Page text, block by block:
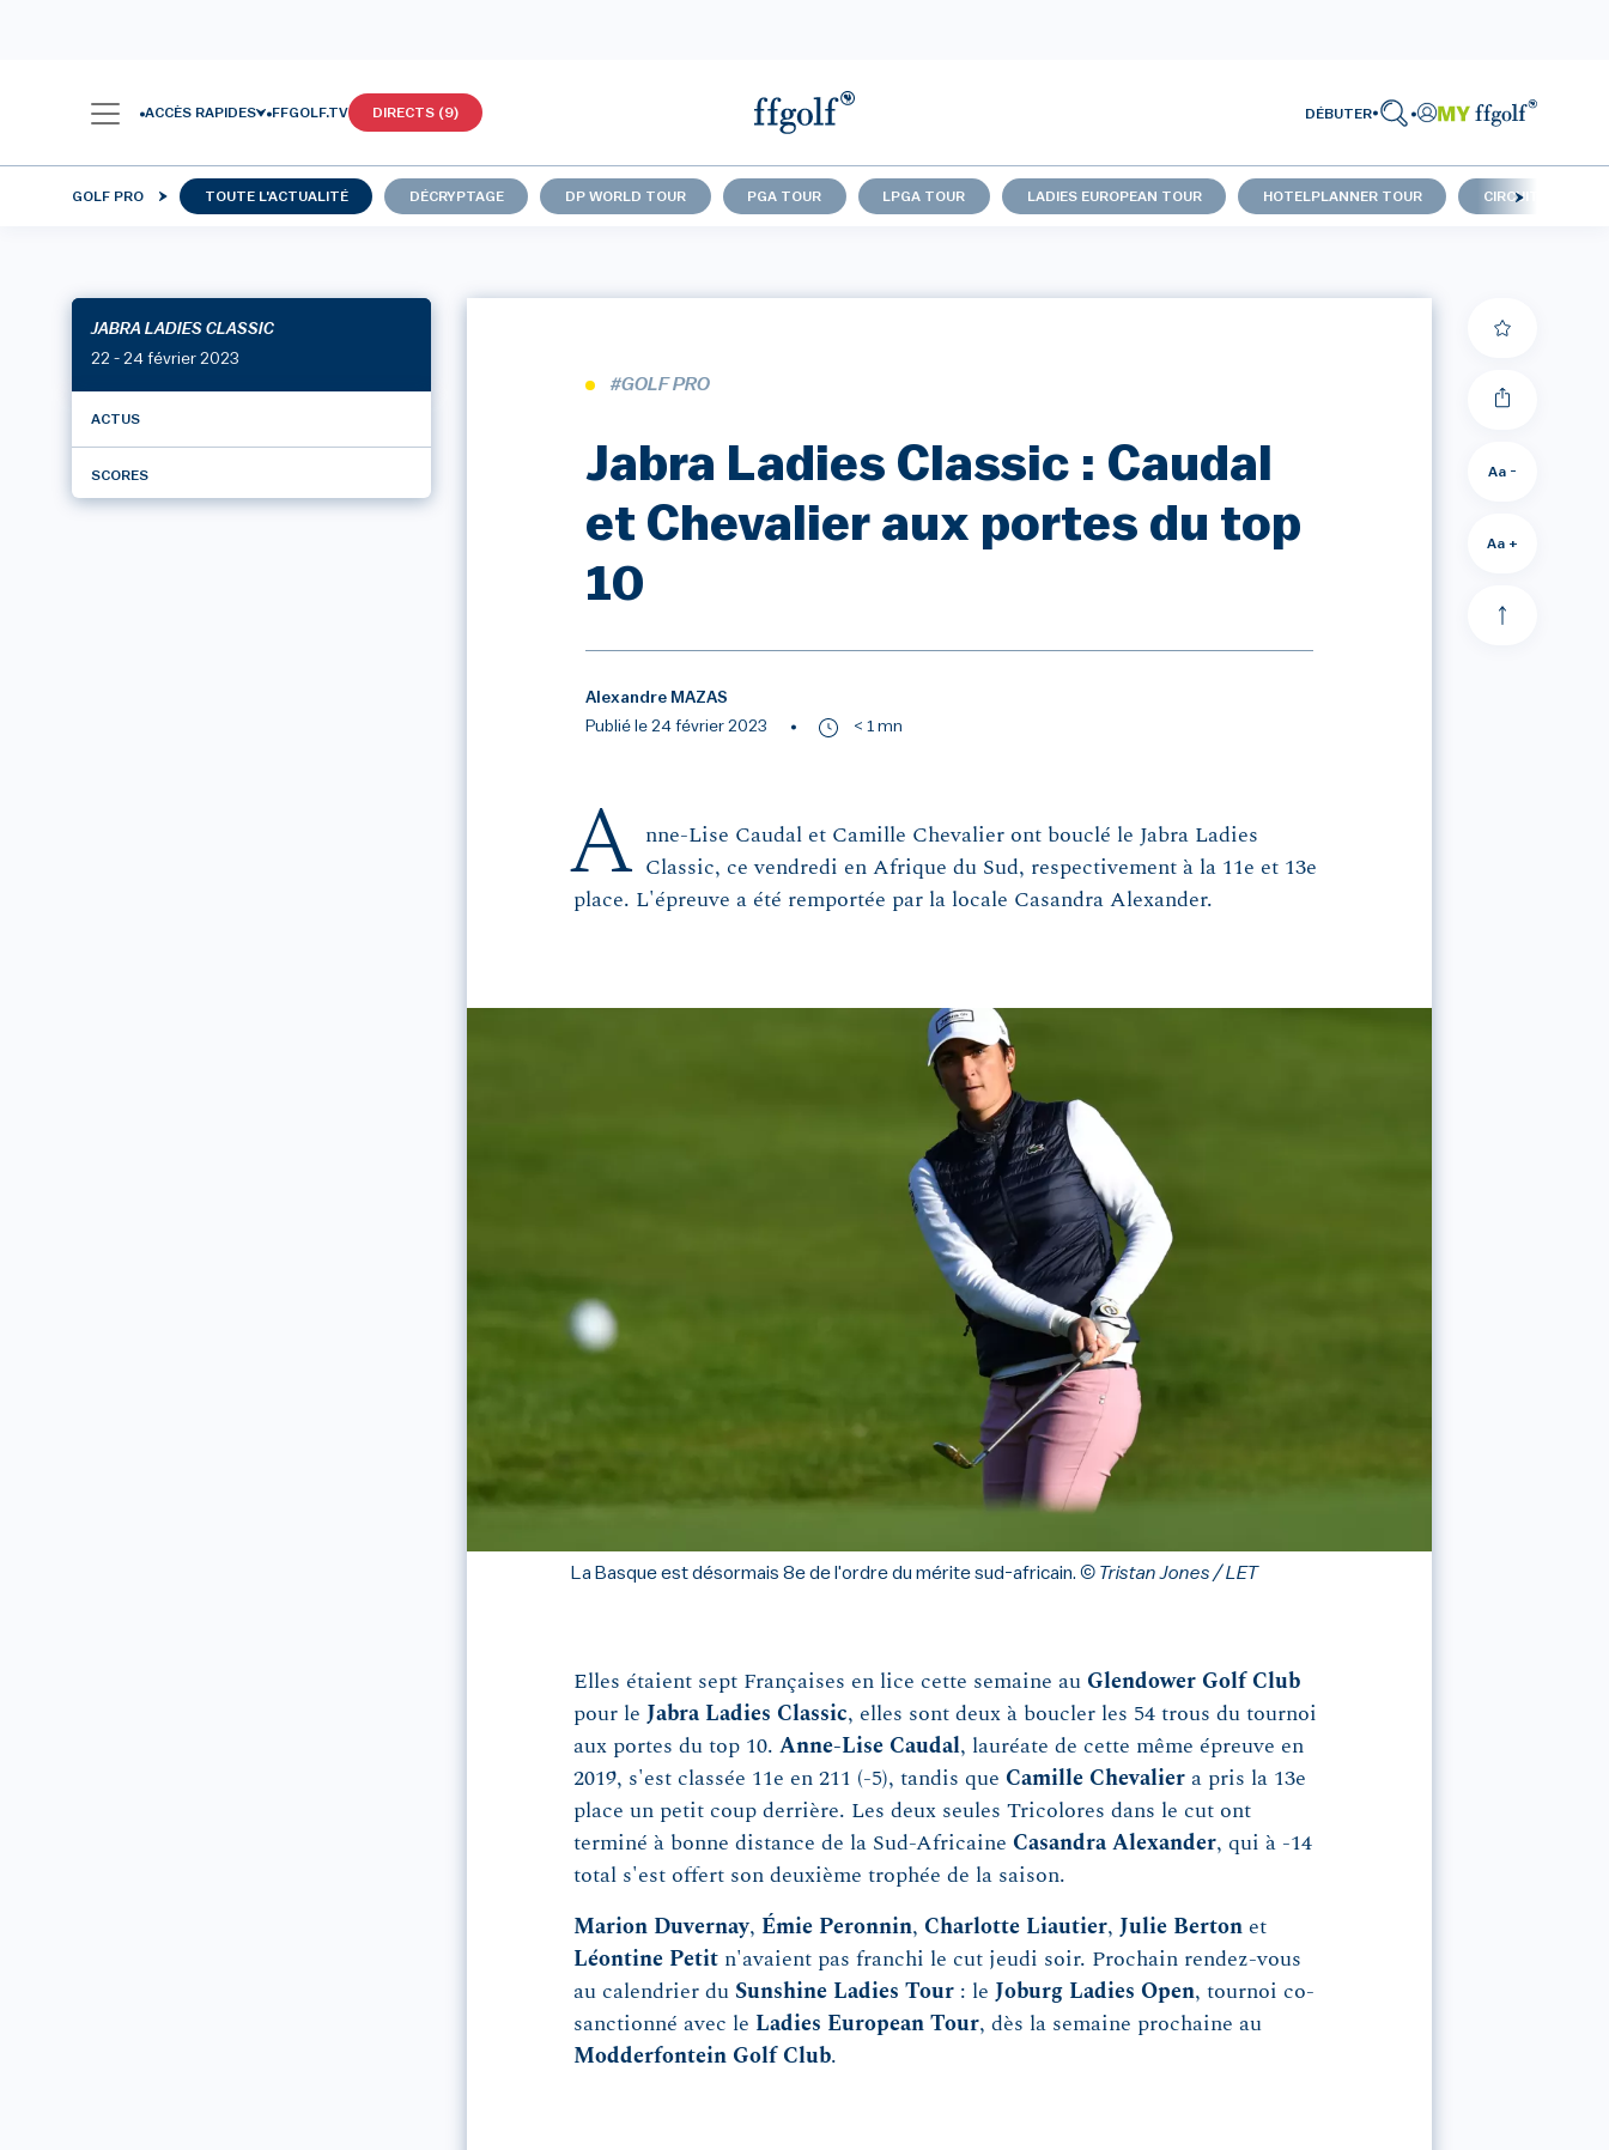
ACCÈS RAPIDES FFGOLF.TV DIRECTS (9) DÉBUTER
GOLF PRO TOUTE L'ACTUALITÉ DÉCRYPTAGE DP WORLD TOUR PGA TOUR LPGA TOUR LADIES EUROPEAN TOUR HOTELPLANNER TOUR CIRCUIT
JABRA LADIES CLASSIC
22 - 24 février 2023
ACTUS
SCORES
#GOLF PRO
Jabra Ladies Classic : Caudal
et Chevalier aux portes du top
10
Alexandre MAZAS
Publié le 24 février 2023
< 1 mn
A
nne-Lise Caudal et Camille Chevalier ont bouclé le Jabra Ladies
Classic, ce vendredi en Afrique du Sud, respectivement à la 11e et 13e
place. L'épreuve a été remportée par la locale Casandra Alexander.
La Basque est désormais 8e de l'ordre du mérite sud-africain. © Tristan Jones / LET
Elles étaient sept Françaises en lice cette semaine au Glendower Golf Club
pour le Jabra Ladies Classic, elles sont deux à boucler les 54 trous du tournoi
aux portes du top 10. Anne-Lise Caudal, lauréate de cette même épreuve en
2019, s'est classée 11e en 211 (-5), tandis que Camille Chevaliera pris la 13e
place un petit coup derrière. Les deux seules Tricolores dans le cut ont
terminé à bonne distance de la Sud-Africaine Casandra Alexander, qui à -14
total s'est offert son deuxième trophée de la saison.
Marion Duvernay, Émie Peronnin, Charlotte Liautier, Julie Bertonet
Léontine Petitn'avaient pas franchi le cut jeudi soir. Prochain rendez-vous
au calendrier du Sunshine Ladies Tour: le Joburg Ladies Open, tournoi co-
sanctionné avec le Ladies European Tour, dès la semaine prochaine au
Modderfontein Golf Club.
Aa -
Aa +